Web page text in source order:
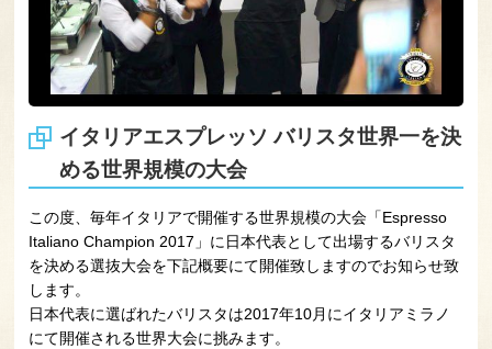
イタリアエスプレッソ バリスタ世界一を決
める世界規模の大会
この度、毎年イタリアで開催する世界規模の大会「Espresso
Italiano Champion 2017」に日本代表として出場するバリスタ
を決める選抜大会を下記概要にて開催致しますのでお知らせ致
します。
日本代表に選ばれたバリスタは2017年10月にイタリアミラノ
にて開催される世界大会に挑みます。